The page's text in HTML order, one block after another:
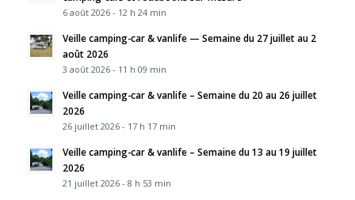
6 août 2026 - 12 h 24 min
Veille camping-car & vanlife — Semaine du 27 juillet au 2
août 2026
3 août 2026 - 11 h 09 min
Veille camping-car & vanlife – Semaine du 20 au 26 juillet
2026
26 juillet 2026 - 17 h 17 min
Veille camping-car & vanlife – Semaine du 13 au 19 juillet
2026
21 juillet 2026 - 8 h 53 min